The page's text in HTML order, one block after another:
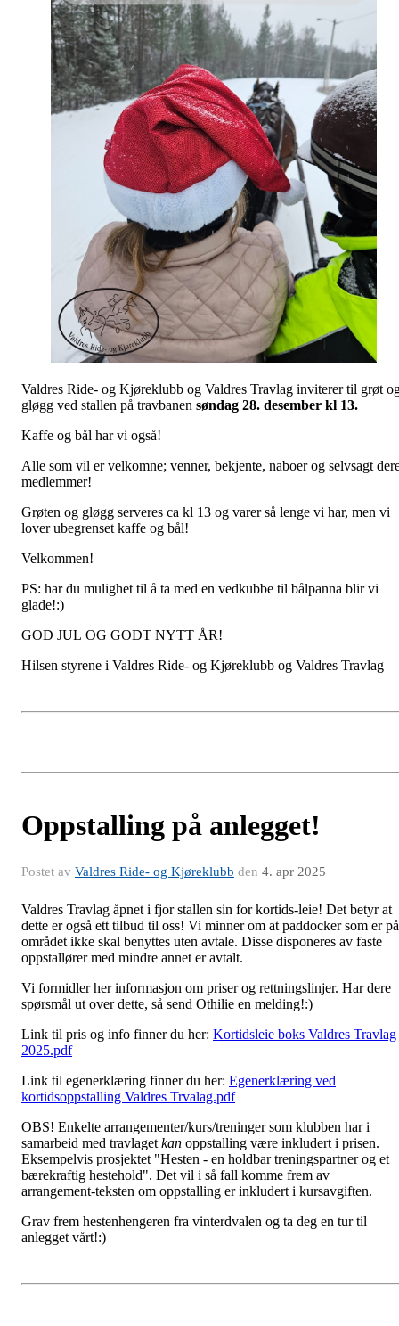
Valdres Ride- og Kjøreklubb og Valdres Travlag inviterer til grøt
gløgg ved stallen på travbanen søndag 28. desember kl 13.
Kaffe og bål har vi også!
Alle som vil er velkomne; venner, bekjente, naboer og selvsagt
medlemmer!
Grøten og gløgg serveres ca kl 13 og varer så lenge vi har, men vi
lover ubegrenset kaffe og bål!
Velkommen!
PS: har du mulighet til å ta med en vedkubbe til bålpanna blir vi
glade!:)
GOD JUL OG GODT NYTT ÅR!
Hilsen styrene i Valdres Ride- og Kjøreklubb og Valdres Travlag
Oppstalling på anlegget!
Postet av Valdres Ride- og Kjøreklubb den 4. apr 2025
Valdres Travlag åpnet i fjor stallen sin for kortids-leie! Det betyr at
dette er også ett tilbud til oss! Vi minner om at paddocker som er på
området ikke skal benyttes uten avtale. Disse disponeres av faste
oppstallører med mindre annet er avtalt.
Vi formidler her informasjon om priser og rettningslinjer. Har dere
spørsmål ut over dette, så send Othilie en melding!:)
Link til pris og info finner du her: Kortidsleie boks Valdres Travlag
2025.pdf
Link til egenerklæring finner du her: Egenerklæring ved
kortidsoppstalling Valdres Trvalag.pdf
OBS! Enkelte arrangementer/kurs/treninger som klubben har i
samarbeid med travlaget kan oppstalling være inkludert i prisen.
Eksempelvis prosjektet "Hesten - en holdbar treningspartner og et
bærekraftig hestehold". Det vil i så fall komme frem av
arrangement-teksten om oppstalling er inkludert i kursavgiften.
Grav frem hestenhengeren fra vinterdvalen og ta deg en tur til
anlegget vårt!:)